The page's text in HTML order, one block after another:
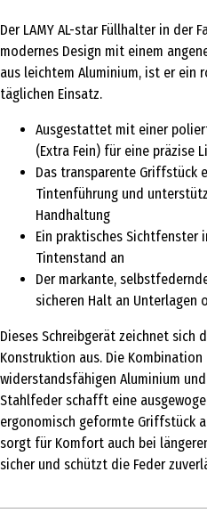
Der LAMY AL-star Füllhalter in der
modernes Design mit einem
aus leichtem Aluminium, ist er ein
täglichen Einsatz.
Ausgestattet mit einer
(Extra Fein) für eine präzise
Das transparente Griffstück
Tintenführung und
Handhaltung
Ein praktisches Sichtfenster
Tintenstand an
Der markante,
sicheren Halt an Unterlagen
Dieses Schreibgerät zeichnet sich
Konstruktion aus. Die
widerstandsfähigen Aluminium
Stahlfeder schafft eine
ergonomisch geformte Griffstück
sorgt für Komfort auch bei
sicher und schützt die Feder